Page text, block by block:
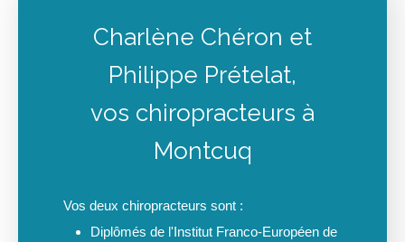
Charlène Chéron et
Philippe Prételat,
vos chiropracteurs à
Montcuq
Vos deux chiropracteurs sont :
Diplômés de l'Institut Franco-Européen de